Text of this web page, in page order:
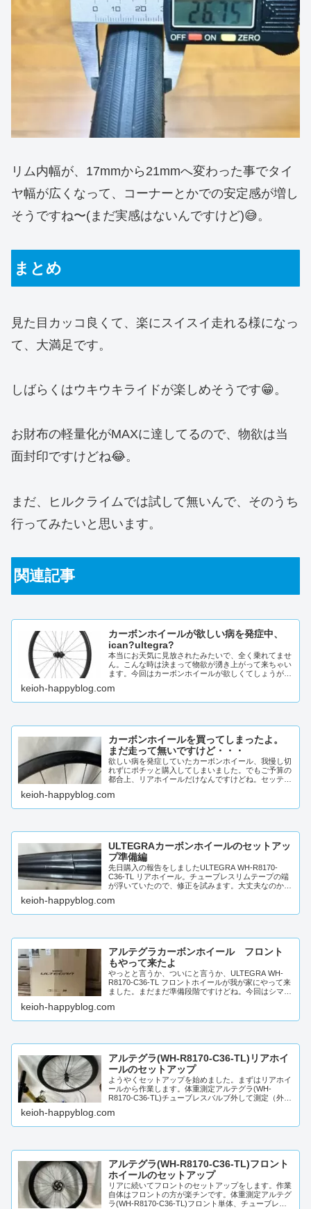
リム内幅が、17mmから21mmへ変わった事でタイ
ヤ幅が広くなって、コーナーとかでの安定感が増し
そうですね〜(まだ実感はないんですけど)😅。
まとめ
見た目カッコ良くて、楽にスイスイ走れる様になっ
て、大満足です。
しばらくはウキウキライドが楽しめそうです😁。
お財布の軽量化がMAXに達してるので、物欲は当
面封印ですけどね😂。
まだ、ヒルクライムでは試して無いんで、そのうち
行ってみたいと思います。
関連記事
カーボンホイールが欲しい病を発症中、
ican?ultegra?
本当にお天気に見放されたみたいで、全く乗れてませ
ん。こんな時は決まって物欲が湧き上がって来ちゃい
ます。今回はカーボンホイールが欲しくてしょうがな
ないんで...
keioh-happyblog.com
カーボンホイールを買ってしまったよ。
まだ走って無いですけど・・・
欲しい病を発症していたカーボンホイール、我慢し切
れずにポチッと購入してしまいました。でもご予算の
都合上、リアホイールだけなんですけどね。セッティ
す。前の...
keioh-happyblog.com
ULTEGRAカーボンホイールのセットアッ
プ準備編
先日購入の報告をしましたULTEGRA WH-R8170-
C36-TL リアホイール。チューブレスリムテープの端
が浮いていたので、修正を試みます。大丈夫なのかも
keioh-happyblog.com
アルテグラカーボンホイール フロント
もやって来たよ
やっとと言うか、ついにと言うか、ULTEGRA WH-
R8170-C36-TL フロントホイールが我が家にやって来
ました。まだまだ準備段階ですけどね。今回はシマノ
keioh-happyblog.com
アルテグラ(WH-R8170-C36-TL)リアホイ
ールのセットアップ
ようやくセットアップを始めました。まずはリアホイ
ールから作業します。体重測定アルテグラ(WH-
R8170-C36-TL)チューブレスバルブ外して測定（外し
keioh-happyblog.com
アルテグラ(WH-R8170-C36-TL)フロント
ホイールのセットアップ
リアに続いてフロントのセットアップをします。作業
自体はフロントの方が楽チンです。体重測定アルテグ
ラ(WH-R8170-C36-TL)フロント単体、チューブレス